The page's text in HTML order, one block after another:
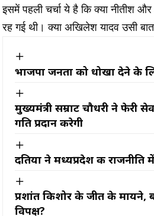
इसमें पहली चर्चा ये है कि क्या नीतीश
रह गई थी। क्या अखिलेश यादव उसी
भाजपा जनता को धोखा देने के
मुख्यमंत्री सम्राट चौधरी ने फेरी
गति प्रदान करेगी
दतिया ने मध्यप्रदेश की
प्रशांत किशोर के जीत के मायने,
विपक्ष?